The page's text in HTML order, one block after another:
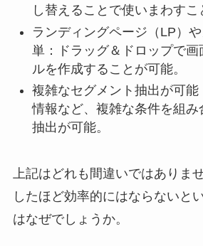
し替えることで使いまわすこ
ランディングページ（LP）
単：ドラッグ＆ドロップで
ルを作成することが可能。
複雑なセグメント抽出が可能
情報など、複雑な条件を組
抽出が可能。
上記はどれも間違いではありま
したほど効率的にはならないと
はなぜでしょうか。